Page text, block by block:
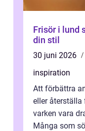
Frisör i lund så hittar du rätt salong för
din stil
30 juni 2026
inspiration
Att förbättra
eller återställa
varken vara
Många som